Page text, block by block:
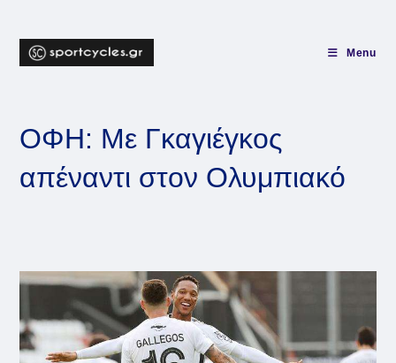
content
Menu
ΟΦΗ: Με Γκαγιέγκος
απέναντι στον Ολυμπιακό